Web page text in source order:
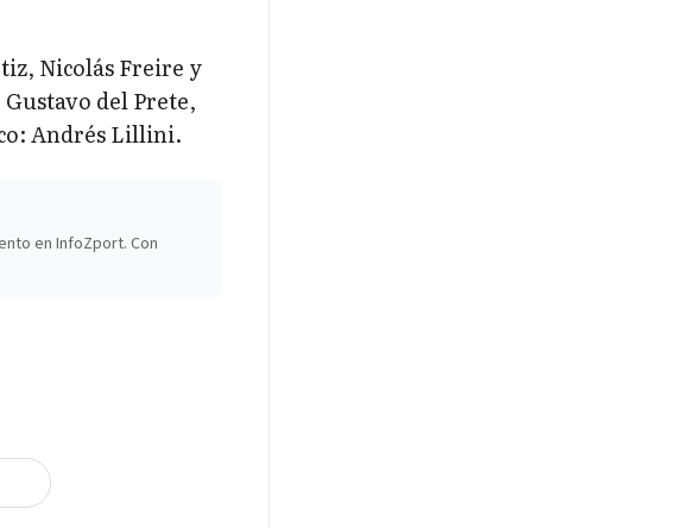
Nicolás Freire y
del Prete,
Andrés Lillini.
en InfoZport. Con